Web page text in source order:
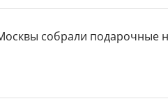
собрали подарочные